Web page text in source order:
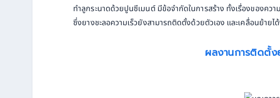
ทำลูกระนาดด้วยปูนซีเมนต์ มีข้อจำกัดในการสร้าง ทั้งเรื่องของคว
ซึ่งยางชะลอความเร็วยังสามารถติดตั้งด้วยตัวเอง และเคลื่อนย้ายไ
ผลงานการติดตั้